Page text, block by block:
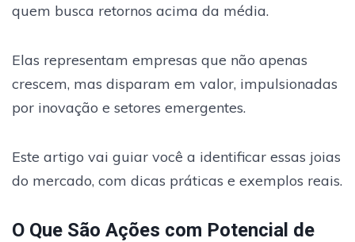
quem busca retornos acima da média.
Elas representam empresas que não apenas
crescem, mas disparam em valor, impulsionadas
por inovação e setores emergentes.
Este artigo vai guiar você a identificar essas joias
do mercado, com dicas práticas e exemplos reais.
O Que São Ações com Potencial de